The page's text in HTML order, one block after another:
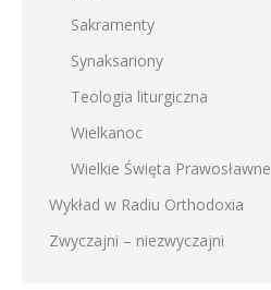
Sakramenty
Synaksariony
Teologia liturgiczna
Wielkanoc
Wielkie Święta Prawosławne
Wykład w Radiu Orthodoxia
Zwyczajni – niezwyczajni